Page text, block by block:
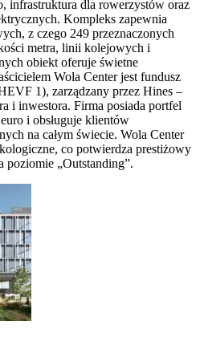
infrastruktura dla rowerzystów oraz
Kompleks zapewnia
z czego 249 przeznaczonych
metra, linii kolejowych i
obiekt oferuje świetne
Wola Center jest fundusz
1), zarządzany przez Hines –
i inwestora. Firma posiada portfel
i obsługuje klientów
na całym świecie. Wola Center
co potwierdza prestiżowy
„Outstanding”.